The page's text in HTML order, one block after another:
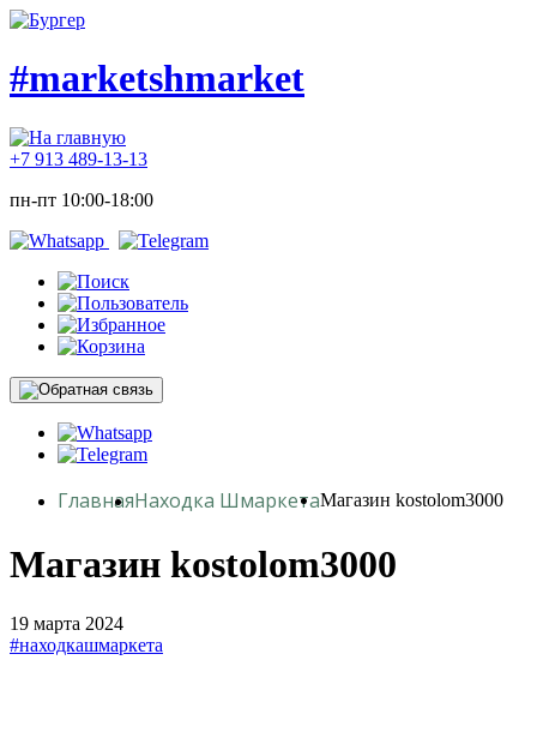
#marketshmarket
+7 913 489-13-13
пн-пт 10:00-18:00
ГлавнаяНаходка ШмаркетаМагазин kostolom3000
Магазин kostolom3000
19 марта 2024
#находкашмаркета